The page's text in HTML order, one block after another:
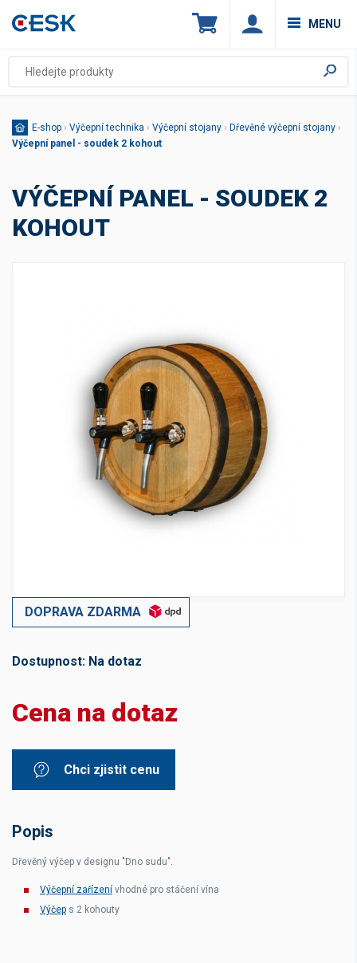
MENU
E-shop › Výčepní technika › Výčepní stojany › Dřevěné výčepní stojany ›
Výčepní panel - soudek 2 kohout
VÝČEPNÍ PANEL - SOUDEK 2
KOHOUT
DOPRAVA ZDARMA
Dostupnost: Na dotaz
Cena na dotaz
Chci zjistit cenu
Popis
Dřevěný výčep v designu "Dno sudu".
Výčepní zařízení vhodné pro stáčení vína
Výčep s 2 kohouty